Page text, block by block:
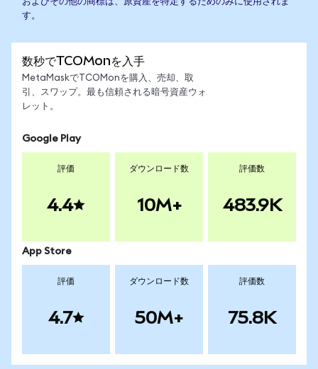
す。
数秒でTCOMonを入手
MetaMaskでTCOMonを購入、売却、取
引、スワップ。最も信頼される暗号資産ウォ
レット。
Google Play
評価
4.4
ダウンロード数
10M+
評価数
483.9K
App Store
評価
4.7
ダウンロード数
50M+
評価数
75.8K